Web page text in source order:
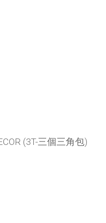
(3T-三個三角包)